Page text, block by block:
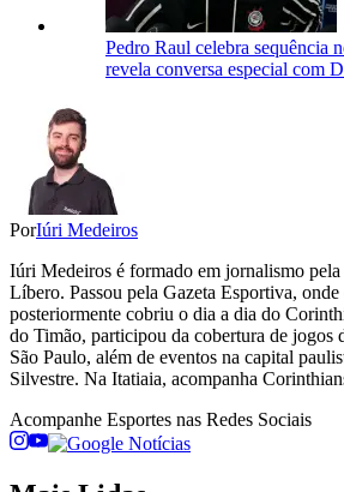
Pedro Raul celebra sequência
revela conversa especial com
PorIúri Medeiros
Iúri Medeiros é formado em jornalismo pela
Líbero. Passou pela Gazeta Esportiva, onde
posteriormente cobriu o dia a dia do
do Timão, participou da cobertura de jogos
São Paulo, além de eventos na capital
Silvestre. Na Itatiaia, acompanha
Acompanhe Esportes nas Redes Sociais